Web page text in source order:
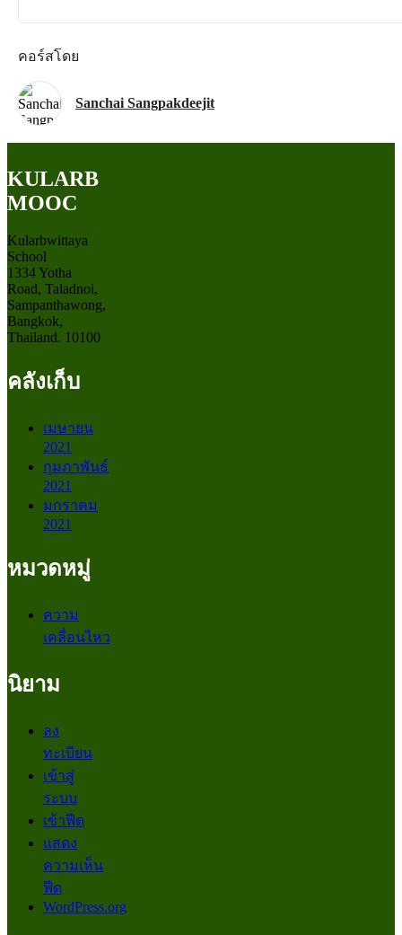
คอร์สโดย
Sanchai Sangpakdeejit
KULARB
MOOC
Kularbwittaya
School
1334 Yotha
Road, Taladnoi,
Sampanthawong,
Bangkok,
Thailand. 10100
คลังเก็บ
เมษายน
2021
กุมภาพันธ์
2021
มกราคม
2021
หมวดหมู่
ความ
เคลื่อนไหว
นิยาม
ลง
ทะเบียน
เข้าสู่
ระบบ
เข้าฟีด
แสดง
ความเห็น
ฟีด
WordPress.org